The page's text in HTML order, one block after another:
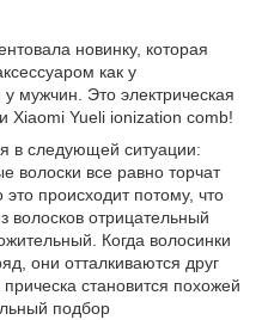
новинку, которая
как у
мужчин. Это электрическая
Xiaomi Yueli ionization comb!
в следующей ситуации:
волоски все равно торчат
это происходит потому, что
волосков отрицательный
Когда волосинки
они отталкиваются друг
становится похожей
подбор